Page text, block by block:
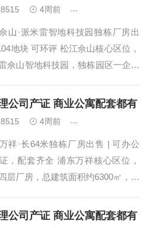
药等业态。...
4周前
山·派米雷智地科技园独栋厂房出
地块 可环评 松江佘山核心区位，
佘山智地科技园，独栋园区一企一
单价约10600元/㎡）。104工业用
公司产证 商业公寓配套都有
4周前
祥·长64米独栋厂房出售 | 可办公
，配套齐全 浦东万祥核心区位，
层厂房，总建筑面积约6300㎡，售
米，可做重型生产或仓储，二至四
公司产证 商业公寓配套都有